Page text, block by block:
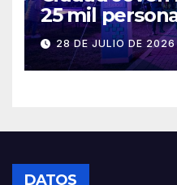
25 mil
28 DE JULIO DE
DATOS